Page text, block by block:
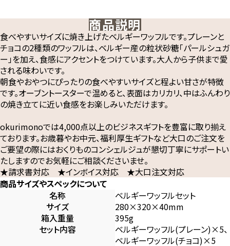
商品説明
食べやすいサイズに焼き上げたベルギーワッフルです。プレーンと
チョコの2種類のワッフルは、ベルギー産の粒状砂糖「パールシュガ
ー」を加え、食感にアクセントをつけています。大人から子供まで愛
される味わいです。
朝食やおやつにぴったりの食べやすいサイズと程よい甘さが特徴
です。オーブントースターで温めると、表面はカリカリ、中はふんわり
の焼き立てに近い食感をお楽しみいただけます。
okurimonoでは4,000点以上のビジネスギフトを豊富に取り揃え
ております。お歳暮やお中元、福利厚生ギフトなど大口のご注文を
ご要望の際にはおくりものコンシェルジュが懇切丁寧にサポートい
たしますのでお気軽にご相談くださいませ。
★請求書対応 ★インボイス対応 ★大口注文対応
商品サイズやスペックについて
名称
ベルギーワッフルセット
サイズ
280×320×40mm
箱入重量
395g
セット内容
ベルギーワッフル(プレーン)×5、
ベルギーワッフル(チョコ)×5